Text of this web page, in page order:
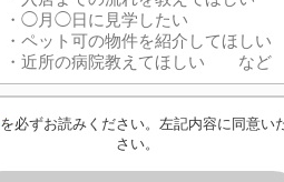
を必ずお読みください。左記内容に同意い
さい。